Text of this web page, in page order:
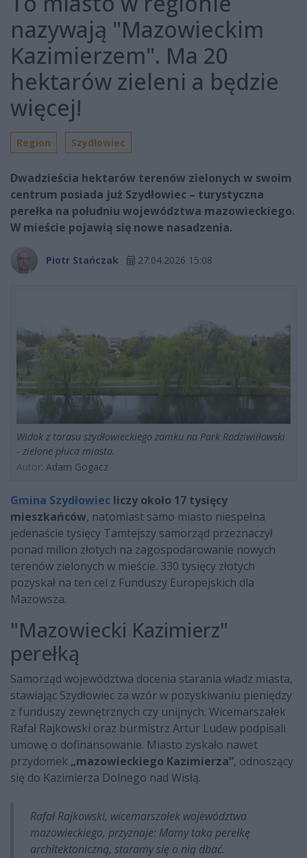
nazywają "Mazowieckim
Kazimierzem". Ma 20
hektarów zieleni a będzie
więcej!
Region Szydłowiec
Dwadzieścia hektarów terenów zielonych w swoim
centrum posiada już Szydłowiec – turystyczna
perełka na południu województwa mazowieckiego.
W mieście pojawią się nowe nasadzenia.
Piotr Stańczak 27.04.2026 15:08
Widok z tarasu szydłowieckiego zamku na Park Radziwiłłowski
- zielone płuca miasta.
Autor: Adam Gogacz
Gmina Szydłowiec liczy około 17 tysięcy
mieszkańców, natomiast samo miasto niespełna
jedenaście tysięcy Tamtejszy samorząd przeznaczył
ponad milion złotych na zagospodarowanie nowych
terenów zielonych w mieście. 330 tysięcy złotych
pozyskał na ten cel z Funduszy Europejskich dla
Mazowsza.
"Mazowiecki Kazimierz"
perełką
Samorząd województwa docenia starania władz miasta,
stawiając Szydłowiec za wzór w pozyskiwaniu pieniędzy
z funduszy zewnętrznych czy unijnych. Wicemarszałek
Rafał Rajkowski oraz burmistrz Artur Ludew podpisali
umowę o dofinansowanie. Miasto zyskało nawet
przydomek „mazowieckiego Kazimierza”, odnoszący
się do Kazimierza Dolnego nad Wisłą.
Rafał Rajkowski, wicemarszałek województwa
mazowieckiego, przyznaje: Mamy taką perełkę
architektoniczną, staramy się o nią dbać.